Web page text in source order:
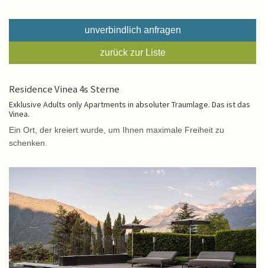
unverbindlich anfragen
zurück zur Liste
Residence Vinea 4s Sterne
Exklusive Adults only Apartments in absoluter Traumlage. Das ist das
Vinea.
Ein Ort, der kreiert wurde, um Ihnen maximale Freiheit zu
schenken.